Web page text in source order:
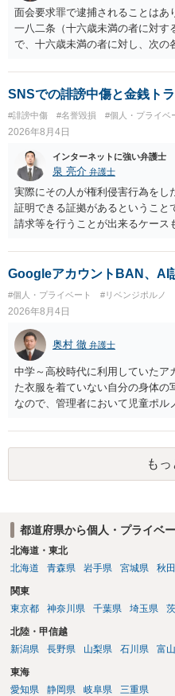
も）、相談者さんが刑事民事の責
私見ながらご参考まで。
面会要求罪で逮捕されることは
一八二条（十六歳未満の者に対
で、十六歳未満の者に対し、次の
が生まれた日より五年以上前の日
下の拘禁刑又は五十万円以下の
い又は誘惑して面会を要求する
反復して面会を要求すること。
その申込み若しくは約束をして面
し、よってわいせつの目的で当該
二年以下の拘禁刑又は百万円以下
SNSでの誹謗中傷と金銭ト
#誹謗中傷 #名誉毀損 #個人・プライベ
2026年8月4日
インターネットに強い弁護士
泉 亮介 弁護士
実際にその人が権利侵害行為をし
証明できる証拠があるということ
請求等を行うことが出来るケー
に個別に相談されると良いでしょ
GoogleアカウントBAN、AI
#個人・プライベート #リベンジポルノ
2026年8月4日
奥村 徹 弁護士
中学～高校時代に利用していたア
た衣服を着ていない自分の身体
なので、管理者において児童ポ
も
都道府県から個人・プライベ
北海道・東北
北海道
青森県 岩手県 宮城県 秋
関東
東京都
神奈川県 千葉県 埼玉県
北陸・甲信越
新潟県
長野県 山梨県 石川県 富
東海
愛知県
静岡県 岐阜県 三重県